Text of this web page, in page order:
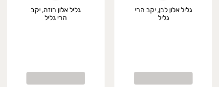
גליל אלון לבן, יקב הרי
גליל
גליל אלון רוזה, יקב
הרי גליל